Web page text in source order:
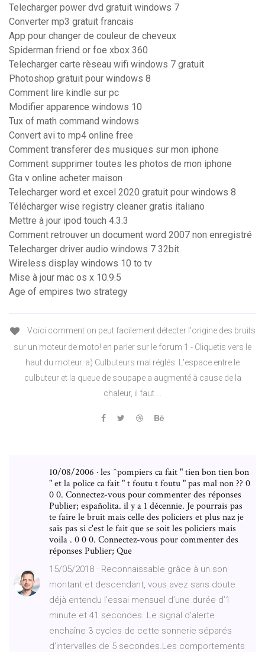
Telecharger power dvd gratuit windows 7
Converter mp3 gratuit francais
App pour changer de couleur de cheveux
Spiderman friend or foe xbox 360
Telecharger carte rèseau wifi windows 7 gratuit
Photoshop gratuit pour windows 8
Comment lire kindle sur pc
Modifier apparence windows 10
Tux of math command windows
Convert avi to mp4 online free
Comment transferer des musiques sur mon iphone
Comment supprimer toutes les photos de mon iphone
Gta v online acheter maison
Telecharger word et excel 2020 gratuit pour windows 8
Télécharger wise registry cleaner gratis italiano
Mettre à jour ipod touch 4.3.3
Comment retrouver un document word 2007 non enregistré
Telecharger driver audio windows 7 32bit
Wireless display windows 10 to tv
Mise à jour mac os x 10.9.5
Age of empires two strategy
Voici comment on peut facilement détecter l'origine des bruits
sur un moteur de moto! en parler sur le forum 1 - Cliquetis vers le
haut du moteur. a) Culbuteurs mal réglés: L'espace entre le
culbuteur et la queue de soupape a augmenté à cause de la
chaleur, il faut …
10/08/2006 · les ^pompiers ca fait " tien bon tien bon
" et la police ca fait " t foutu t foutu " pas mal non ?? 0
0 0. Connectez-vous pour commenter des réponses
Publier; españolita. il y a 1 décennie. Je pourrais pas
te faire le bruit mais celle des policiers et plus naz je
sais pas si c'est le fait que se soit les policiers mais
voila . 0 0 0. Connectez-vous pour commenter des
réponses Publier; Que
15/05/2018 · Reconnaissable grâce à un son
montant et descendant, vous avez sans doute
déjà entendu l’essai mensuel d’une durée d’1
minute et 41 secondes. Le signal d’alerte
enchaîne 3 cycles de cette sonnerie séparés
d’intervalles de 5 secondes.Les comportements